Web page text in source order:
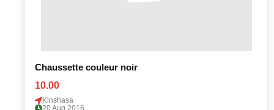
Chaussette couleur noir
10.00
Kinshasa
20 Aug 2016